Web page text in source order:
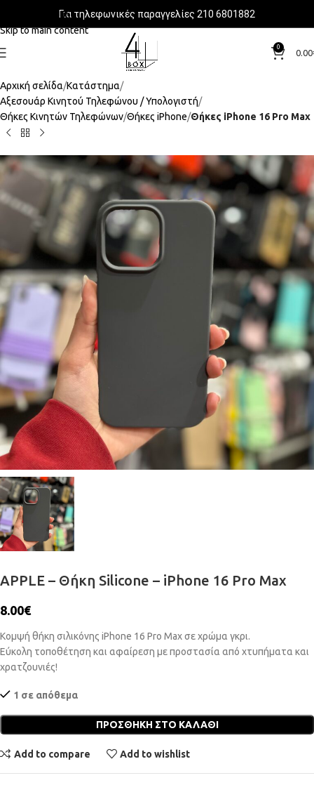
Skip to navigation
Skip to main content
Για τηλεφωνικές παραγγελίες 210 6801882
0
0.00
Αρχική σελίδα Κατάστημα
Αξεσουάρ Κινητού Τηλεφώνου / Υπολογιστή
Θήκες Κινητών Τηλεφώνων Θήκες iPhone Θήκες iPhone 16 Pro Max
APPLE – Θήκη Silicone – iPhone 16 Pro Max
8.00€
Κομψή θήκη σιλικόνης iPhone 16 Pro Max σε χρώμα γκρι.
Εύκολη τοποθέτηση και αφαίρεση με προστασία από χτυπήματα και
χρατζουνιές!
1 σε απόθεμα
ΠΡΟΣΘΉΚΗ ΣΤΟ ΚΑΛΆΘΙ
Add to compare Add to wishlist